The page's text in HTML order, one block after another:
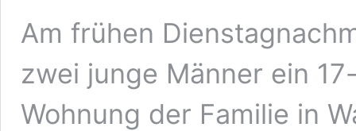
Am frühen
zwei junge Männer ein
Wohnung der Familie in